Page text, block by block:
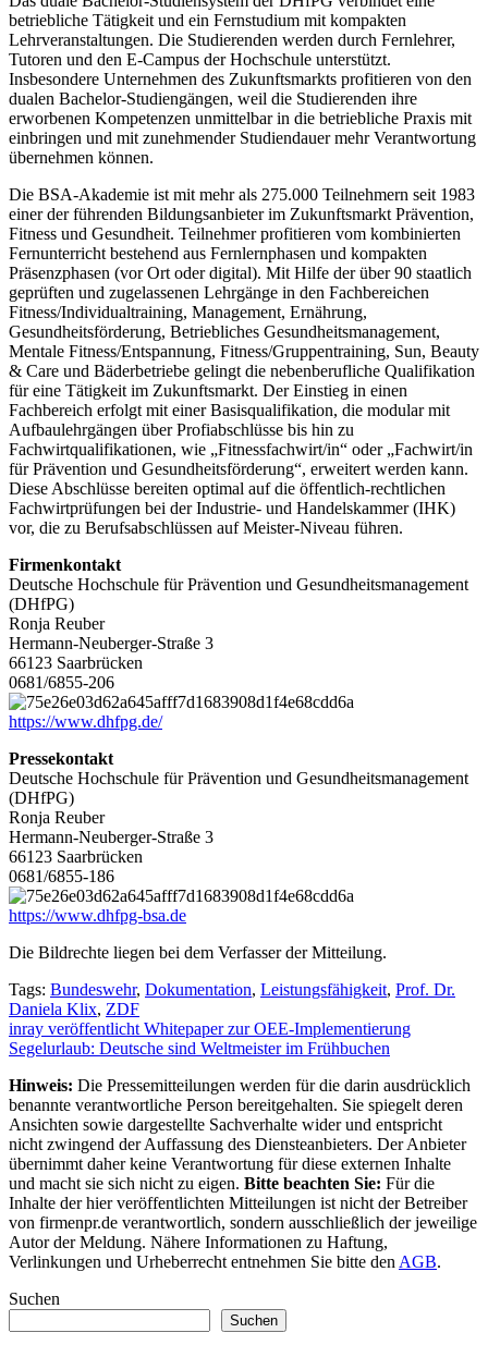
betriebliche Tätigkeit und ein Fernstudium mit kompakten
Lehrveranstaltungen. Die Studierenden werden durch Fernlehrer,
Tutoren und den E-Campus der Hochschule unterstützt.
Insbesondere Unternehmen des Zukunftsmarkts profitieren von den
dualen Bachelor-Studiengängen, weil die Studierenden ihre
erworbenen Kompetenzen unmittelbar in die betriebliche Praxis mit
einbringen und mit zunehmender Studiendauer mehr Verantwortung
übernehmen können.
Die BSA-Akademie ist mit mehr als 275.000 Teilnehmern seit 1983
einer der führenden Bildungsanbieter im Zukunftsmarkt Prävention,
Fitness und Gesundheit. Teilnehmer profitieren vom kombinierten
Fernunterricht bestehend aus Fernlernphasen und kompakten
Präsenzphasen (vor Ort oder digital). Mit Hilfe der über 90 staatlich
geprüften und zugelassenen Lehrgänge in den Fachbereichen
Fitness/Individualtraining, Management, Ernährung,
Gesundheitsförderung, Betriebliches Gesundheitsmanagement,
Mentale Fitness/Entspannung, Fitness/Gruppentraining, Sun, Beauty
& Care und Bäderbetriebe gelingt die nebenberufliche Qualifikation
für eine Tätigkeit im Zukunftsmarkt. Der Einstieg in einen
Fachbereich erfolgt mit einer Basisqualifikation, die modular mit
Aufbaulehrgängen über Profiabschlüsse bis hin zu
Fachwirtqualifikationen, wie „Fitnessfachwirt/in“ oder „Fachwirt/in
für Prävention und Gesundheitsförderung“, erweitert werden kann.
Diese Abschlüsse bereiten optimal auf die öffentlich-rechtlichen
Fachwirtprüfungen bei der Industrie- und Handelskammer (IHK)
vor, die zu Berufsabschlüssen auf Meister-Niveau führen.
Firmenkontakt
Deutsche Hochschule für Prävention und Gesundheitsmanagement
(DHfPG)
Ronja Reuber
Hermann-Neuberger-Straße 3
66123 Saarbrücken
0681/6855-206
https://www.dhfpg.de/
Pressekontakt
Deutsche Hochschule für Prävention und Gesundheitsmanagement
(DHfPG)
Ronja Reuber
Hermann-Neuberger-Straße 3
66123 Saarbrücken
0681/6855-186
https://www.dhfpg-bsa.de
Die Bildrechte liegen bei dem Verfasser der Mitteilung.
Tags: Bundeswehr, Dokumentation, Leistungsfähigkeit, Prof. Dr.
Daniela Klix, ZDF
Beitragsnavigation
inray veröffentlicht Whitepaper zur OEE-Implementierung
Segelurlaub: Deutsche sind Weltmeister im Frühbuchen
Hinweis: Die Pressemitteilungen werden für die darin ausdrücklich
benannte verantwortliche Person bereitgehalten. Sie spiegelt deren
Ansichten sowie dargestellte Sachverhalte wider und entspricht
nicht zwingend der Auffassung des Diensteanbieters. Der Anbieter
übernimmt daher keine Verantwortung für diese externen Inhalte
und macht sie sich nicht zu eigen. Bitte beachten Sie: Für die
Inhalte der hier veröffentlichten Mitteilungen ist nicht der Betreiber
von firmenpr.de verantwortlich, sondern ausschließlich der jeweilige
Autor der Meldung. Nähere Informationen zu Haftung,
Verlinkungen und Urheberrecht entnehmen Sie bitte den AGB.
Suchen
Suchen